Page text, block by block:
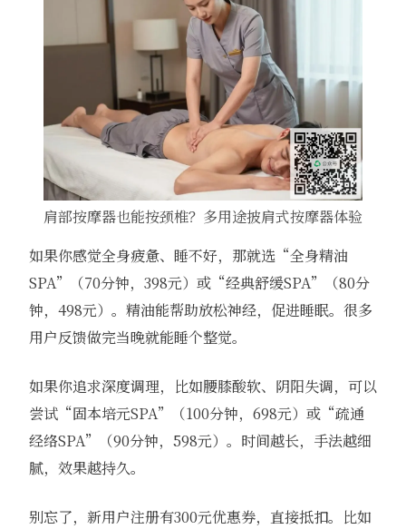
肩部按摩器也能按颈椎？多用途披肩式按摩器体验
如果你感觉全身疲惫、睡不好，那就选“全身精油
SPA”（70分钟，398元）或“经典舒缓SPA”（80分
钟，498元）。精油能帮助放松神经，促进睡眠。很多
用户反馈做完当晚就能睡个整觉。
如果你追求深度调理，比如腰膝酸软、阴阳失调，可以
尝试“固本培元SPA”（100分钟，698元）或“疏通
经络SPA”（90分钟，598元）。时间越长，手法越细
腻，效果越持久。
别忘了，新用户注册有300元优惠券，直接抵扣。比如